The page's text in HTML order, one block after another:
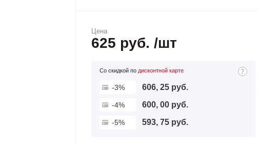
Цена
625 руб. /шт
Со скидкой подисконтной карте
-3% 606, 25 руб.
-4% 600, 00 руб.
-5% 593, 75 руб.